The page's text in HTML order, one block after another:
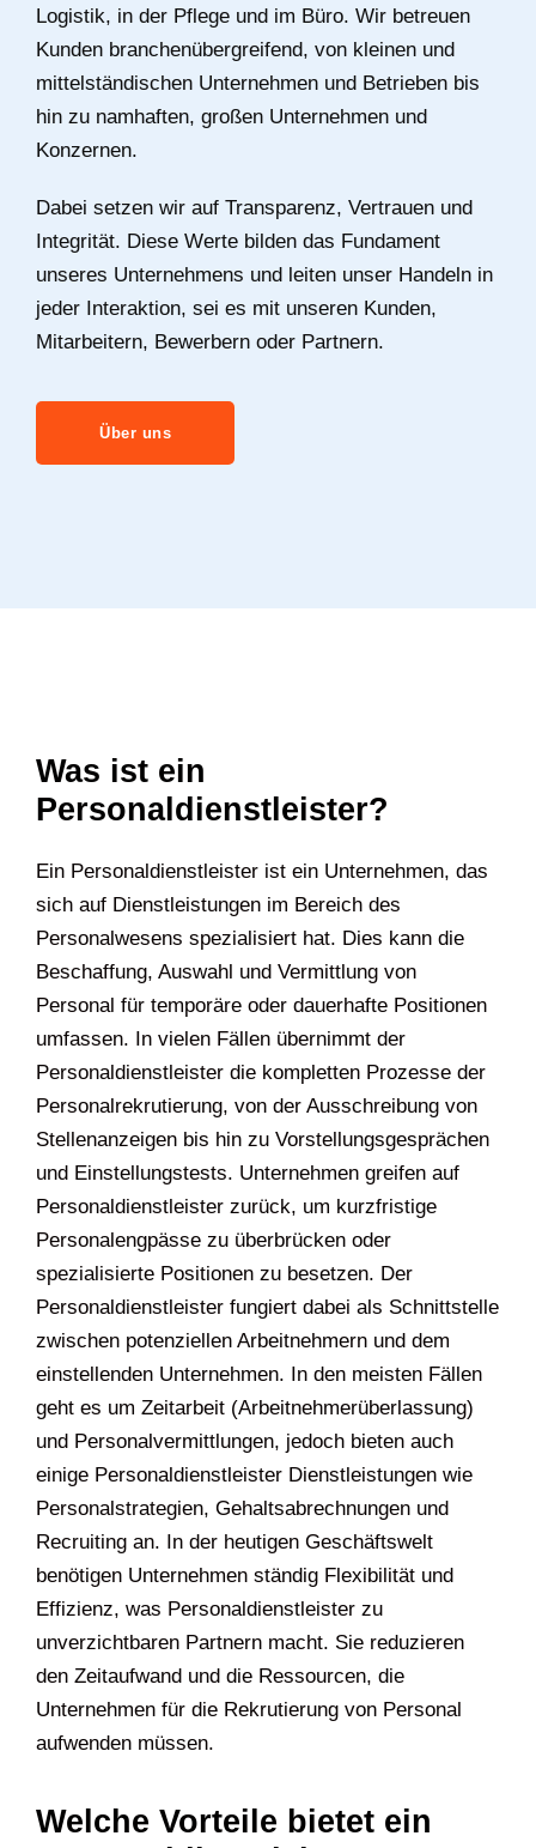
Logistik, in der Pflege und im Büro. Wir betreuen
Kunden branchenübergreifend, von kleinen und
mittelständischen Unternehmen und Betrieben bis
hin zu namhaften, großen Unternehmen und
Konzernen.
Dabei setzen wir auf Transparenz, Vertrauen und
Integrität. Diese Werte bilden das Fundament
unseres Unternehmens und leiten unser Handeln in
jeder Interaktion, sei es mit unseren Kunden,
Mitarbeitern, Bewerbern oder Partnern.
Über uns
Was ist ein
Personaldienstleister?
Ein Personaldienstleister ist ein Unternehmen, das
sich auf Dienstleistungen im Bereich des
Personalwesens spezialisiert hat. Dies kann die
Beschaffung, Auswahl und Vermittlung von
Personal für temporäre oder dauerhafte Positionen
umfassen. In vielen Fällen übernimmt der
Personaldienstleister die kompletten Prozesse der
Personalrekrutierung, von der Ausschreibung von
Stellenanzeigen bis hin zu Vorstellungsgesprächen
und Einstellungstests. Unternehmen greifen auf
Personaldienstleister zurück, um kurzfristige
Personalengpässe zu überbrücken oder
spezialisierte Positionen zu besetzen. Der
Personaldienstleister fungiert dabei als Schnittstelle
zwischen potenziellen Arbeitnehmern und dem
einstellenden Unternehmen. In den meisten Fällen
geht es um Zeitarbeit (Arbeitnehmerüberlassung)
und Personalvermittlungen, jedoch bieten auch
einige Personaldienstleister Dienstleistungen wie
Personalstrategien, Gehaltsabrechnungen und
Recruiting an. In der heutigen Geschäftswelt
benötigen Unternehmen ständig Flexibilität und
Effizienz, was Personaldienstleister zu
unverzichtbaren Partnern macht. Sie reduzieren
den Zeitaufwand und die Ressourcen, die
Unternehmen für die Rekrutierung von Personal
aufwenden müssen.
Welche Vorteile bietet ein